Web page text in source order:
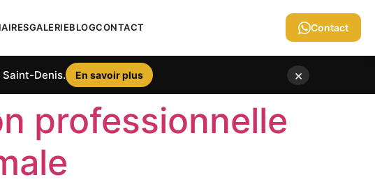
GALERIEBLOGCONTACT Contact
Denis. En savoir plus ×
professionnelle